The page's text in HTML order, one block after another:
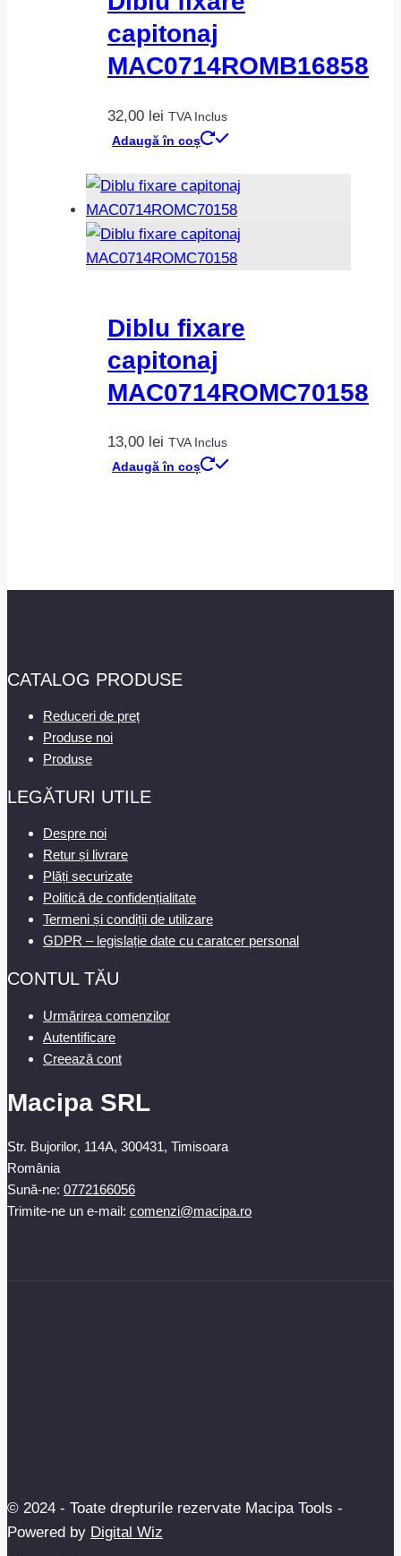
capitonaj
MAC0714ROMB16858
32,00 lei TVA Inclus
Adaugă în coș
Diblu fixare
capitonaj
MAC0714ROMC70158
13,00 lei TVA Inclus
Adaugă în coș
CATALOG PRODUSE
Reduceri de preț
Produse noi
Produse
LEGĂTURI UTILE
Despre noi
Retur și livrare
Plăți securizate
Politică de confidențialitate
Termeni și condiții de utilizare
GDPR – legislație date cu caratcer personal
CONTUL TĂU
Urmărirea comenzilor
Autentificare
Creează cont
Macipa SRL
Str. Bujorilor, 114A, 300431, Timisoara
România
Sună-ne: 0772166056
Trimite-ne un e-mail: comenzi@macipa.ro
© 2024 - Toate drepturile rezervate Macipa Tools -
Powered by Digital Wiz